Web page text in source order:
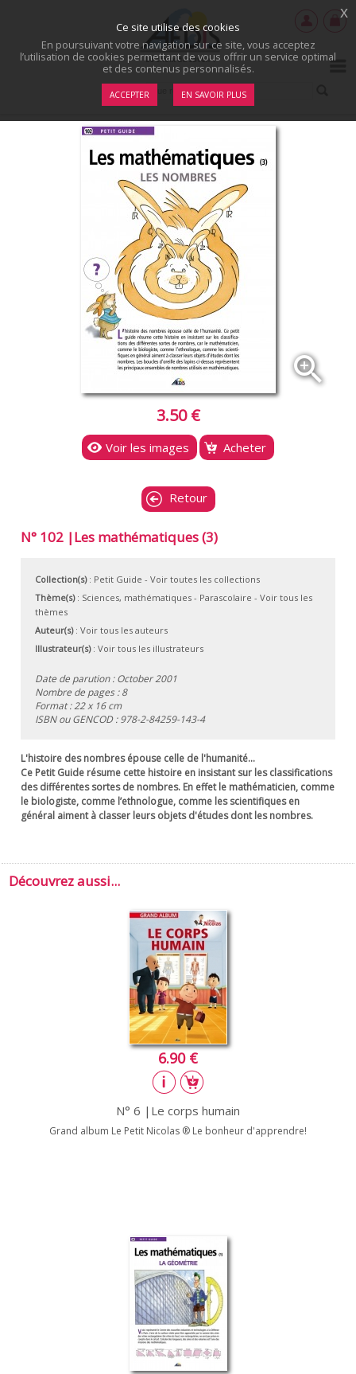
zoom_in
3.50 €
Voir les images Acheter
Retour
N° 102 |Les mathématiques (3)
Collection(s): Petit Guide - Voir toutes les collections
Thème(s): Sciences, mathématiques- Parascolaire - Voir tous les
thèmes
Auteur(s): Voir tous les auteurs
Illustrateur(s): Voir tous les illustrateurs
Date de parution : October 2001
Nombre de pages : 8
Format : 22 x 16 cm
ISBN ou GENCOD :978-2-84259-143-4
L'histoire des nombres épouse celle de l'humanité...
Ce Petit Guide résume cette histoire en insistant sur les classifications
des différentes sortes de nombres. En effet le mathématicien, comme
le biologiste, comme l’ethnologue, comme les scientifiques en
général aiment à classer leurs objets d'études dont les nombres.
Découvrez aussi...
6.90 €
N° 6 |Le corps humain
Grand album Le Petit Nicolas ® Le bonheur d'apprendre!
Ce site utilise des cookies
En poursuivant votre navigation sur ce site, vous acceptez
l’utilisation de cookies permettant de vous offrir un service optimal
et des contenus personnalisés.
ACCEPTER EN SAVOIR PLUS
x